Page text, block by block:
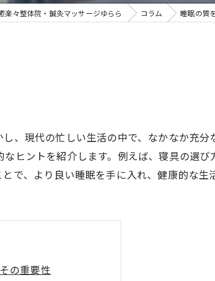
楽々整体院・鍼灸マッサージゆらら コラム 睡眠の質
、現代の忙しい生活の中で、なかなか充分
ヒントを紹介します。例えば、寝具の選び
で、より良い睡眠を手に入れ、健康的な生
の重要性